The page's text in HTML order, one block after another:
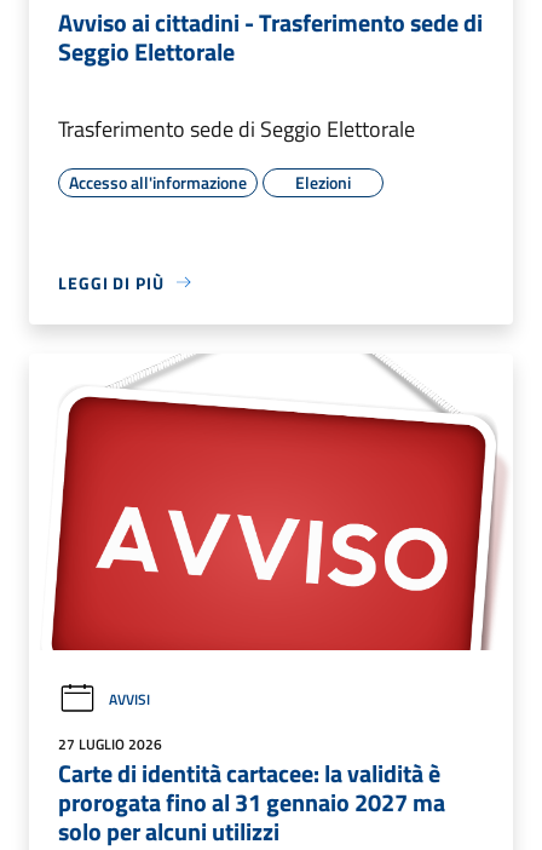
Avviso ai cittadini - Trasferimento sede di
Seggio Elettorale
Trasferimento sede di Seggio Elettorale
Accesso all'informazione Elezioni
LEGGI DI PIÙ
AVVISI
27 LUGLIO 2026
Carte di identità cartacee: la validità è
prorogata fino al 31 gennaio 2027 ma
solo per alcuni utilizzi